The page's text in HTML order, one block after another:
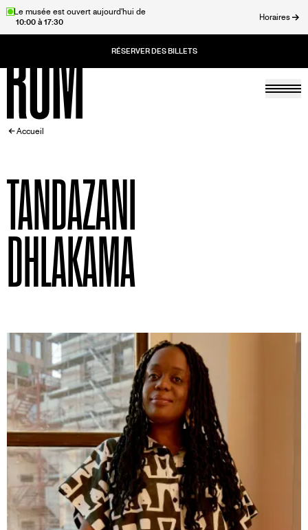
AllerLe musée est ouvert aujourd'hui de
10:00 à 17:30
Horaires
Accueil
FIL
D'ARIANE
Accueil
TANDAZANI
DHLAKAMA